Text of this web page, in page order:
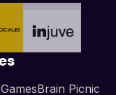
Brain Picnic